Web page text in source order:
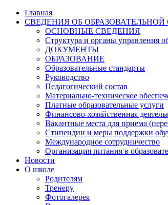
Главная
СВЕДЕНИЯ ОБ
ОСНОВНЫЕ СВЕДЕНИЯ
Структура и органы управления
ДОКУМЕНТЫ
ОБРАЗОВАНИЕ
Образовательные стандарты
Руководство
Педагогический состав
Материально-техническое
Платные образовательные услуги
Финансово-хозяйственная
Вакантные места для приема
Стипендии и меры поддержки
Международное сотрудничество
Организация питания в
Новости
О школе
Родителям
Тренеру
Фотогалерея